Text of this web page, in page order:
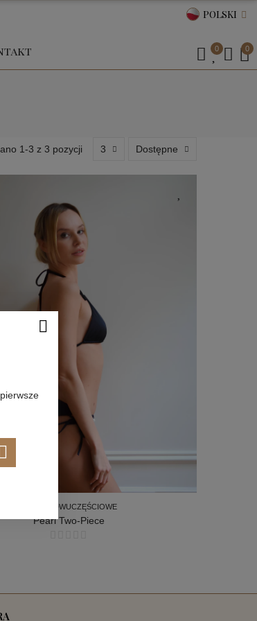
POLSKI
0 0
1-3 z 3 pozycji 3 Dostępne
STROJE DWUCZĘŚCIOWE
Pearl Two-Piece